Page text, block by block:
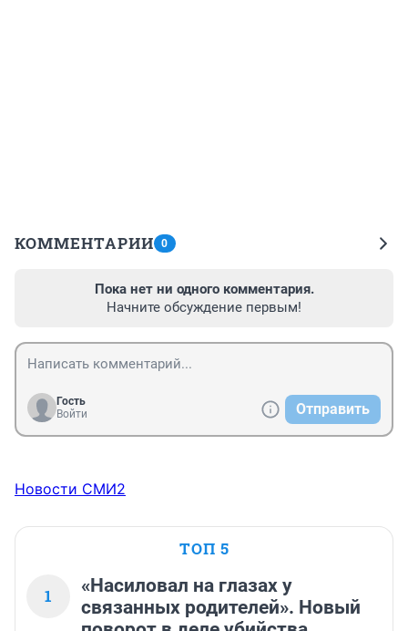
КОММЕНТАРИИ 0
Пока нет ни одного комментария.
Начните обсуждение первым!
Гость
Войти
Отправить
Новости СМИ2
ТОП 5
1
«Насиловал на глазах у
связанных родителей». Новый